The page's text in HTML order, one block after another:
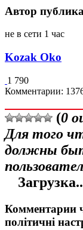
Автор
не в сети 1 час
Kozak Oko
1 790
Комментарии:
(0
Для того
должны
Комментарии
політичні